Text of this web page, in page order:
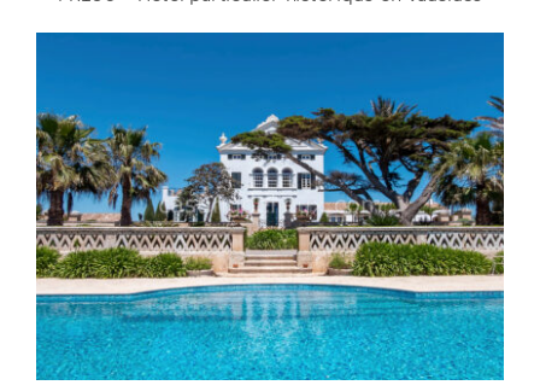
FR196 – Hôtel particulier historique en
Vaucluse
DETAILS